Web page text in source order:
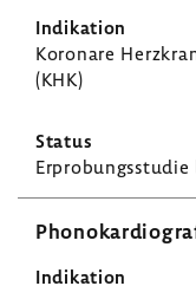
Koro­nare
(KHK)